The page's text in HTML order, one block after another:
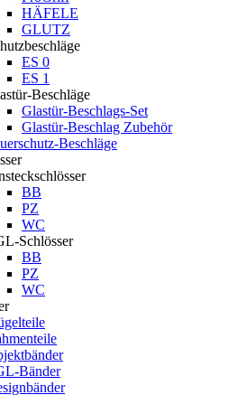
HÄFELE
GLUTZ
ES 0
ES 1
Beschläge
Glastür-Beschlags-Set
Glastür-Beschlag Zubehör
Beschläge
BB
PZ
WC
Schlösser
BB
PZ
WC
Bänder